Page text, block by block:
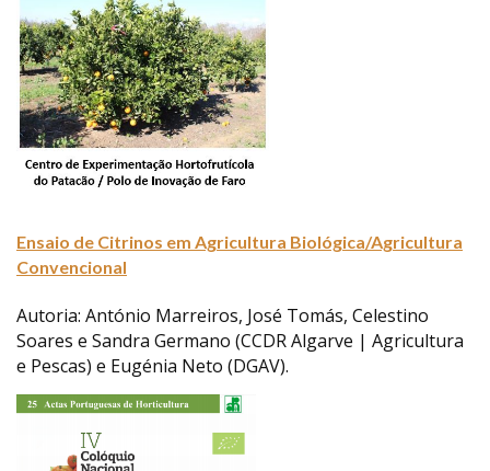
Ensaio de Citrinos em Agricultura Biológica/Agricultura
Convencional
Autoria: António Marreiros, José Tomás, Celestino
Soares e Sandra Germano (CCDR Algarve | Agricultura
e Pescas) e Eugénia Neto (DGAV).